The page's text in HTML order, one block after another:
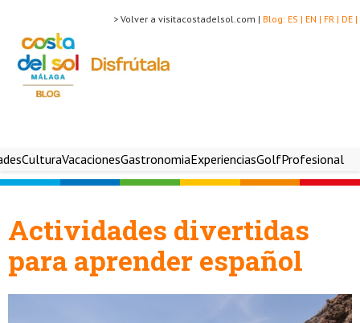
DE |
FR |
EN |
ES |
Blog:
> Volver a visitacostadelsol.com |
CulturaVacacionesGastronomiaExperienciasGolfProfesional
Actividades divertidas
para aprender español